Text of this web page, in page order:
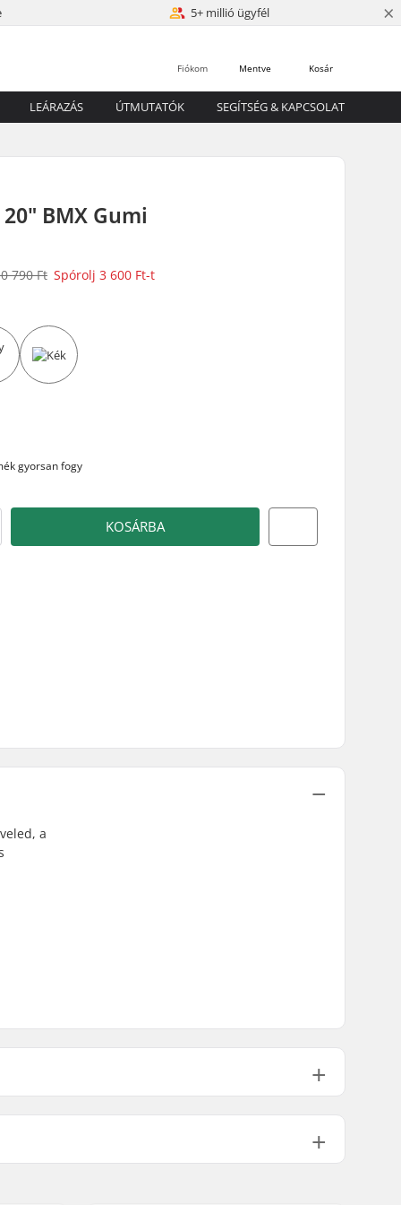
5+ millió ügyfél ×
Kosár
Mentve
Fiókom
LEÁRAZÁS ÚTMUTATÓK SEGÍTSÉG & KAPCSOLAT
BMX Gumi
790 Ft Spórolj3 600 Ft-t
gyorsan fogy
KOSÁRBA
a
Not Foldable
630g